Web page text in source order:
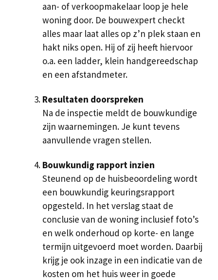
aan- of verkoopmakelaar loop je hele
woning door. De bouwexpert checkt
alles maar laat alles op z’n plek staan en
hakt niks open. Hij of zij heeft hiervoor
o.a. een ladder, klein handgereedschap
en een afstandmeter.
Resultaten doorspreken
Na de inspectie meldt de bouwkundige
zijn waarnemingen. Je kunt tevens
aanvullende vragen stellen.
Bouwkundig rapport inzien
Steunend op de huisbeoordeling wordt
een bouwkundig keuringsrapport
opgesteld. In het verslag staat de
conclusie van de woning inclusief foto’s
en welk onderhoud op korte- en lange
termijn uitgevoerd moet worden. Daarbij
krijg je ook inzage in een indicatie van de
kosten om het huis weer in goede